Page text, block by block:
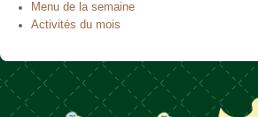
Menu de la semaine
Activités du mois